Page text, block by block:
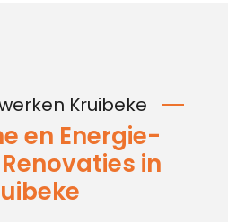
Kruibeke
en Energie-
in